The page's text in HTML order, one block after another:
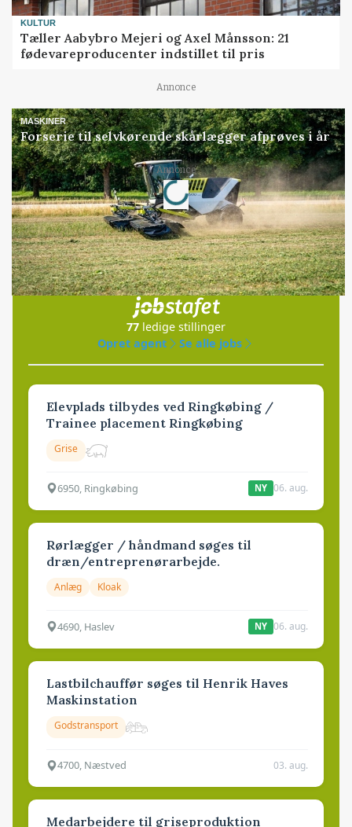
KULTUR
Tæller Aabybro Mejeri og Axel Månsson: 21
fødevareproducenter indstillet til pris
Annonce
MASKINER
Forserie til selvkørende skårlægger afprøves i år
Annonce
Loading...
Jobs
i samarbejde med
77 ledige stillinger
Opret agent
Se alle jobs
Elevplads tilbydes ved Ringkøbing /
Trainee placement Ringkøbing
Grise
6950, Ringkøbing NY 06. aug.
Rørlægger / håndmand søges til
dræn/entreprenørarbejde.
Anlæg Kloak
4690, Haslev NY 06. aug.
Lastbilchauffør søges til Henrik Haves
Maskinstation
Godstransport
4700, Næstved 03. aug.
Medarbejdere til griseproduktion